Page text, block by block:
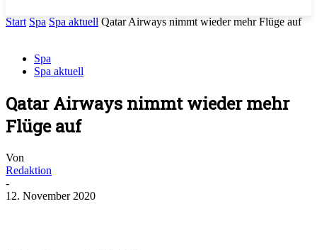
Start Spa Spa aktuell Qatar Airways nimmt wieder mehr Flüge auf
Spa
Spa aktuell
Qatar Airways nimmt wieder mehr
Flüge auf
Von
Redaktion
-
12. November 2020